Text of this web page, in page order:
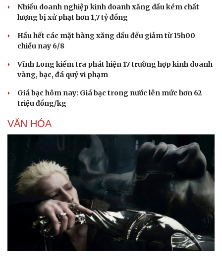
Văn học
Âm nhạc
Di sản
Thời trang
Sao Việt
Nhiều doanh nghiệp kinh doanh xăng dầu kém chất
lượng bị xử phạt hơn 1,7 tỷ đồng
Hầu hết các mặt hàng xăng dầu đều giảm từ 15h00
chiều nay 6/8
Vĩnh Long kiểm tra phát hiện 17 trường hợp kinh doanh
vàng, bạc, đá quý vi phạm
Giá bạc hôm nay: Giá bạc trong nước lên mức hơn 62
triệu đồng/kg
VĂN HÓA